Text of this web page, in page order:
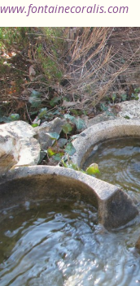
www.fontainecoralis.com